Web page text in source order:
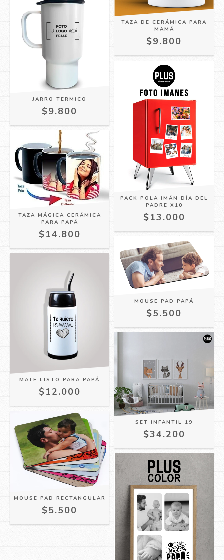
TAZA DE CERÁMICA PARA
MAMÁ
$9.800
JARRO TERMICO
$9.800
PACK POLA IMÁN DÍA DEL
PADRE X10
$13.000
TAZA MÁGICA CERÁMICA
PARA PAPÁ
$14.800
MOUSE PAD PAPÁ
$5.500
MATE LISTO PARA PAPÁ
$12.000
SET INFANTIL 19
$34.200
MOUSE PAD RECTANGULAR
$5.500